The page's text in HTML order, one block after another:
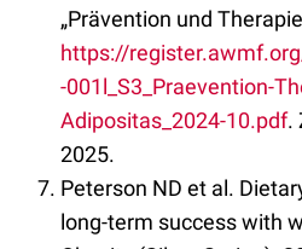
„Prävention und
https://
-001l_S3_Praevention-
Adipositas_2024-10.pdf.
2025.
Peterson ND et al.
long-term success with